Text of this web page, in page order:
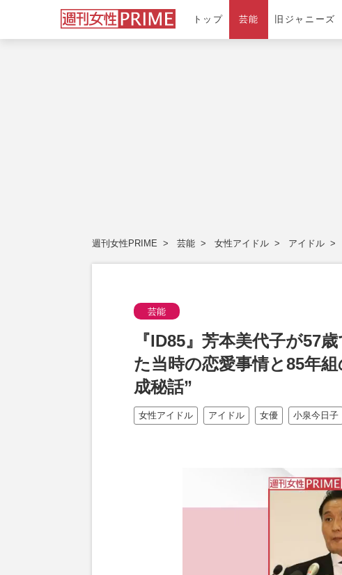
トップ 芸能 旧ジャニーズ
週刊女性PRIME 芸能 女性アイドル アイドル
芸能
『ID85』芳本美代子が57
た当時の恋愛事情と85年
成秘話”
女性アイドル アイドル 女優 小泉今日子